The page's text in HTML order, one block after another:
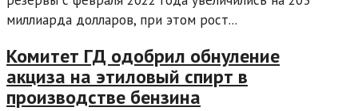
миллиарда долларов, при этом рост...
Комитет ГД одобрил обнуление
акциза на этиловый спирт в
производстве бензина